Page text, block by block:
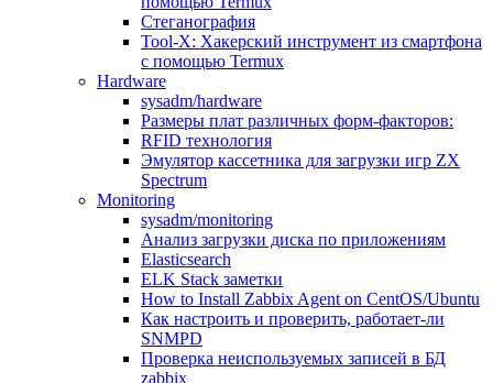
Стеганография
Tool-X: Хакерский инструмент из смартфона
с помощью Termux
Hardware
sysadm/hardware
Размеры плат различных форм-факторов:
RFID технология
Эмулятор кассетника для загрузки игр ZX
Spectrum
Monitoring
sysadm/monitoring
Анализ загрузки диска по приложениям
Elasticsearch
ELK Stack заметки
How to Install Zabbix Agent on CentOS/Ubuntu
Как настроить и проверить, работает-ли
SNMPD
Проверка неиспользуемых записей в БД
zabbix